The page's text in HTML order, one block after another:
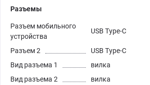
Разъемы
Разъем мобильного
устройства
USB Type-C
Разъем 2
USB Type-C
Вид разъема 1
вилка
Вид разъема 2
вилка